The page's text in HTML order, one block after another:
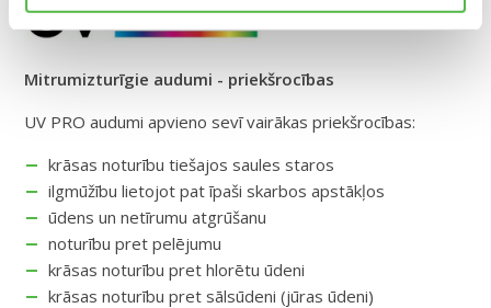
Mitrumizturīgie audumi - priekšrocības
UV PRO audumi apvieno sevī vairākas priekšrocības:
krāsas noturību tiešajos saules staros
ilgmūžību lietojot pat īpaši skarbos apstākļos
ūdens un netīrumu atgrūšanu
noturību pret pelējumu
krāsas noturību pret hlorētu ūdeni
krāsas noturību pret sālsūdeni (jūras ūdeni)